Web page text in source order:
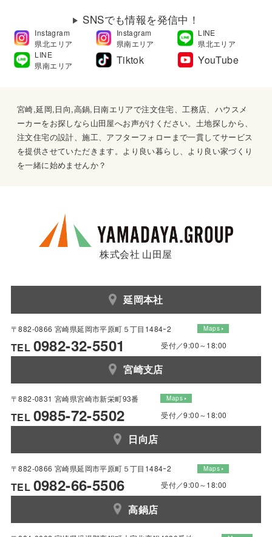
SNSでも情報を発信中！
Instagram
県北エリア
Instagram
県南エリア
LINE
県北エリア
LINE
県南エリア
Tiktok YouTube
宮崎,延岡,日向,高鍋,日南エリアで注文住宅、工務店、ハウスメ
ーカーをお探しなら山田屋へお声がけください。土地探しから、
注文住宅の設計、施工、アフターフォローまで一貫してサービス
を提供させていただきます。より良い暮らし、より良い家づくり
を一緒に始めませんか？
株式会社 山田屋
延岡本社
〒882-0866 宮崎県延岡市平原町５丁目1484ｰ2 Maps
TEL 0982-32-5501 受付／9:00～18:00
宮崎支店
〒882-0831 宮崎県宮崎市新栄町93番 Maps
TEL 0985-72-5502 受付／9:00～18:00
日向店
〒882-0866 宮崎県延岡市平原町５丁目1484ｰ2 Maps
TEL 0982-66-5506 受付／9:00～18:00
高鍋店